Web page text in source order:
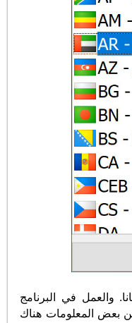
والعمل في البرنامج
بعض المعلومات هناك